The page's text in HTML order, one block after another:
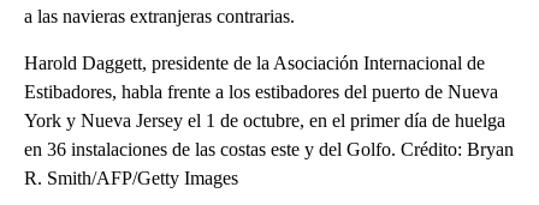
a las navieras extranjeras contrarias.
Harold Daggett, presidente de la Asociación Internacional de
Estibadores, habla frente a los estibadores del puerto de Nueva
York y Nueva Jersey el 1 de octubre, en el primer día de huelga
en 36 instalaciones de las costas este y del Golfo. Crédito: Bryan
R. Smith/AFP/Getty Images